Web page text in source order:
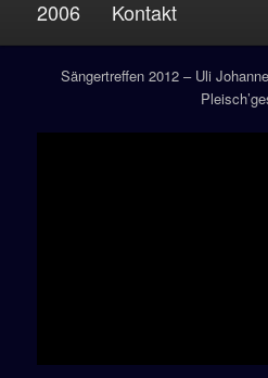
2006 Kontakt
Sängertreffen 2012 – Uli